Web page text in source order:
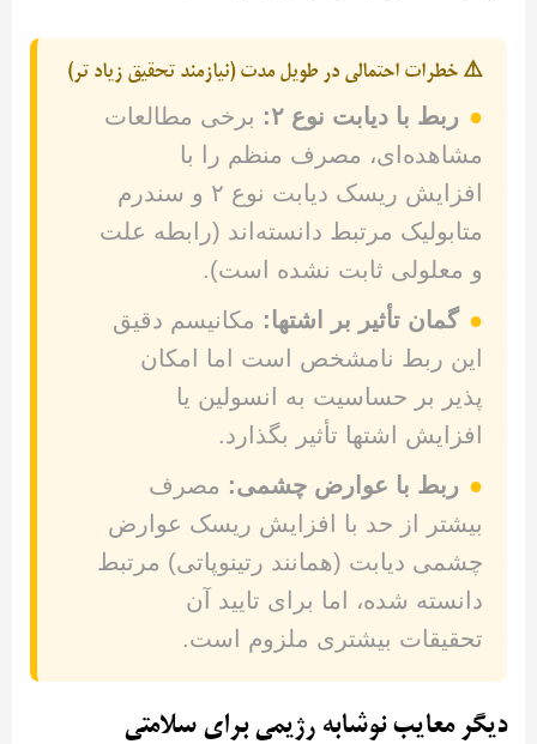
⚠️ خطرات احتمالی در طویل مدت (نیازمند تحقیق زیاد تر)
● ربط با دیابت نوع ۲:
برخی مطالعات
مشاهده‌ای، مصرف منظم را با
افزایش ریسک دیابت نوع ۲ و سندرم
متابولیک مرتبط دانسته‌اند (رابطه علت
و معلولی ثابت نشده است).
● گمان تأثیر بر اشتها: مکانیسم دقیق
این ربط نامشخص است اما امکان
پذیر بر حساسیت به انسولین یا
افزایش اشتها تأثیر بگذارد.
● ربط با عوارض چشمی: مصرف
بیشتر از حد با افزایش ریسک عوارض
چشمی دیابت (همانند رتینوپاتی) مرتبط
دانسته شده، اما برای تایید آن
تحقیقات بیشتری ملزوم است.
دیگر معایب نوشابه رژیمی برای سلامتی